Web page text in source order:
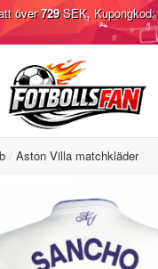
över729SEK, Kupongkod:
Aston Villa matchkläder